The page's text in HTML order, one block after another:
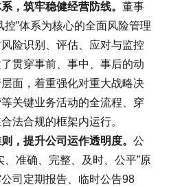
筑牢稳健经营防线。 董事
”体系为核心的全面风险管理
险识别、评估、应对与监控
贯穿事前、事中、事后的动
面，着重强化对重大战略决
关键业务活动的全流程、穿
法合规的框架内运行。
提升公司运作透明度。 公
、准确、完整、及时、公平”原
司定期报告、临时公告98